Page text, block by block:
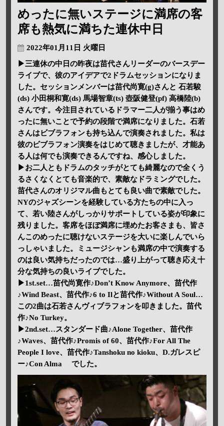
めったに無いステージに満席の客
席も熱気に満ちた連休中日
2022年01月11日 火曜日
▶三連休の中日の昨夜は苗代さんリーダーのバースデー
ライブで、彼のアイデアで2ドラムセッションになりま
した。セッションメンバーは苗代尚寛(g)さんと 石若駿
(ds) 小田桐和寛(ds) 馬場智章(ts) 壺阪健登(pf) 高橋陸(b)
さんです。今注目されているドラマー二人が揃う事はめ
ったに無いことで予約の段階で満席になりました。石若
さんはビブラフォンも持ち込んで演奏されました。私は
彼のビブラフォン演奏をはじめて聴きましたが、才能あ
る人は何でも演奏できるんですね、感心しました。
▶お二人ともドラムのタッチがとても綺麗なので全くう
るさくなくとても音楽的で、素敵なドラミングでした。
苗代さんのオリジマル曲もとても良い曲で素敵でした。
NYのジャズシーンを経験している方たちの中に入っ
て、若い陸さんがしっかりサポートしている姿が印象に
残りました。客席をほぼ満席に埋めたお客さまも、皆さ
んこのめったに聴けないステージを大いに楽しんでいら
っしゃいました。ミュージシャンも満席の中で演奏する
のは良い気持ちだったのでは…盛り上がって聴き応え十
分な気持ちの良いライブでした。
▶1st.set…苗代尚寛作♪Don’t Know Anymore、苗代作
♪Wind Beast、苗代作♪6 to Ilと苗代作♪Without A Soul…
この2曲は石若さんヴィブラフォンを叩きました。苗代
作♪No Turkey。
▶2nd.set…スタンダード曲♪Alone Together、苗代作
♪Waves、苗代作♪Promis of 60、苗代作♪For All The
People I love、苗代作♪Tanshoku no kioku、D.ガレスピ
ー♪Con Alma でした。